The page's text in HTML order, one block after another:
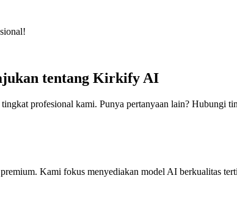
tentang Kirkify AI
profesional kami. Punya pertanyaan lain? Hubungi
Kami fokus menyediakan model AI berkualitas